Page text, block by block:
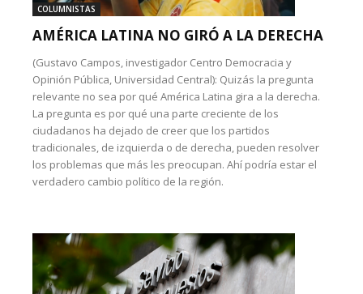
COLUMNISTAS
AMÉRICA LATINA NO GIRÓ A LA DERECHA
(Gustavo Campos, investigador Centro Democracia y
Opinión Pública, Universidad Central): Quizás la pregunta
relevante no sea por qué América Latina gira a la derecha.
La pregunta es por qué una parte creciente de los
ciudadanos ha dejado de creer que los partidos
tradicionales, de izquierda o de derecha, pueden resolver
los problemas que más les preocupan. Ahí podría estar el
verdadero cambio político de la región.